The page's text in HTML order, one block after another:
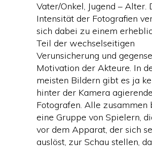
Vater/Onkel, Jugend – Alter.
Intensität der Fotografien
sich dabei zu einem
Teil der wechselseitigen
Verunsicherung und
Motivation der Akteure. In
meisten Bildern gibt es ja
hinter der Kamera
Fotografen. Alle zusammen
eine Gruppe von Spielern,
vor dem Apparat, der sich
auslöst, zur Schau stellen,